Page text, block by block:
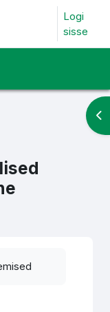
Logi
sisse